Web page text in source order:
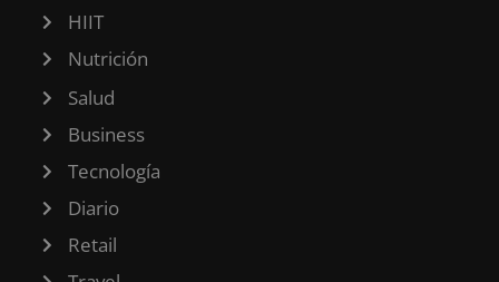
HIIT
Nutrición
Salud
Business
Tecnología
Diario
Retail